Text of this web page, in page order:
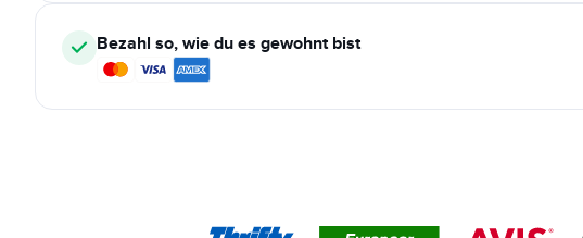
Bezahl so, wie du es gewohnt bist